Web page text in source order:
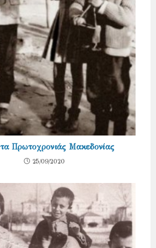
Πρωτοχρονιάς Μακεδονίας
25/09/2020